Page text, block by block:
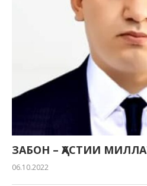
ЗАБОН – ҲАСТИИ
06.10.2022